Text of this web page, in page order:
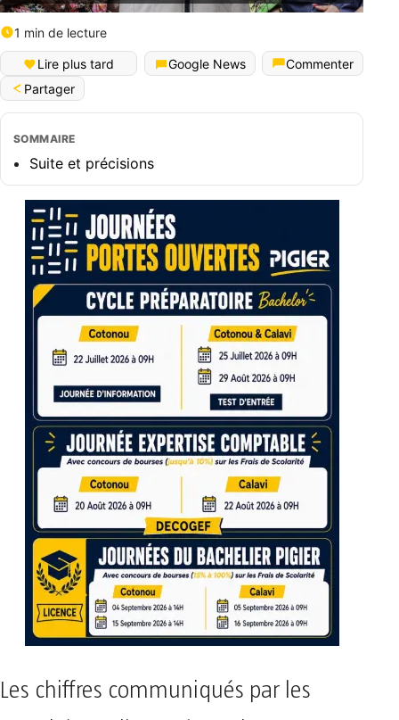
1 min de lecture
Lire plus tard Google News
Commenter
Partager
SOMMAIRE
Suite et précisions
Les chiffres communiqués par les